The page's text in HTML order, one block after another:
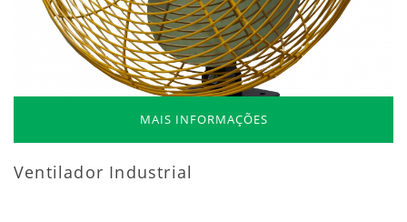
MAIS INFORMAÇÕES
Ventilador Industrial